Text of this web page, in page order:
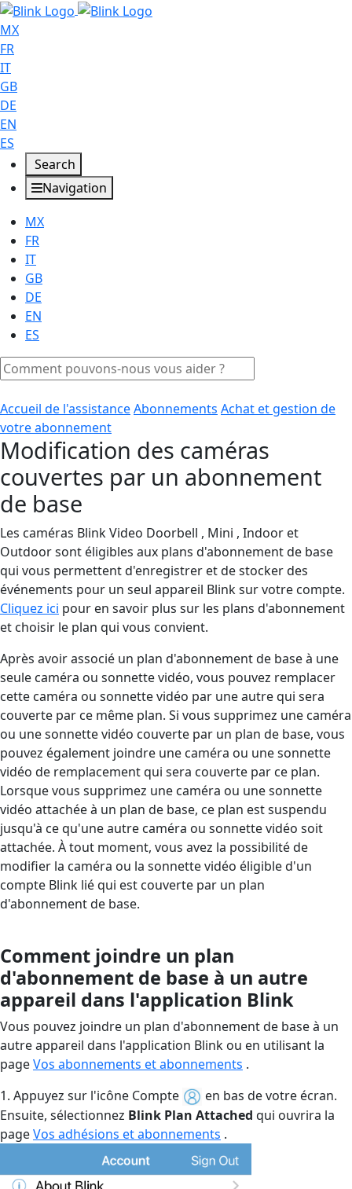
MX
FR
IT
GB
DE
EN
ES
Search
Navigation
MX
FR
IT
GB
DE
EN
ES
Accueil de l'assistanceAbonnements Achat et gestion de
votre abonnement
Modification des caméras
couvertes par un abonnement
de base
Les caméras Blink Video Doorbell , Mini , Indoor et
Outdoor sont éligibles aux plans d'abonnement de base
qui vous permettent d'enregistrer et de stocker des
événements pour un seul appareil Blink sur votre compte.
Cliquez ici pour en savoir plus sur les plans d'abonnement
et choisir le plan qui vous convient.
Après avoir associé un plan d'abonnement de base à une
seule caméra ou sonnette vidéo, vous pouvez remplacer
cette caméra ou sonnette vidéo par une autre qui sera
couverte par ce même plan. Si vous supprimez une caméra
ou une sonnette vidéo couverte par un plan de base, vous
pouvez également joindre une caméra ou une sonnette
vidéo de remplacement qui sera couverte par ce plan.
Lorsque vous supprimez une caméra ou une sonnette
vidéo attachée à un plan de base, ce plan est suspendu
jusqu'à ce qu'une autre caméra ou sonnette vidéo soit
attachée. À tout moment, vous avez la possibilité de
modifier la caméra ou la sonnette vidéo éligible d'un
compte Blink lié qui est couverte par un plan
d'abonnement de base.
Comment joindre un plan
d'abonnement de base à un autre
appareil dans l'application Blink
Vous pouvez joindre un plan d'abonnement de base à un
autre appareil dans l'application Blink ou en utilisant la
pageVos abonnements et abonnements .
1. Appuyez sur l'icône Compte
en bas de votre écran.
Ensuite, sélectionnez Blink Plan Attached qui ouvrira la
pageVos adhésions et abonnements .